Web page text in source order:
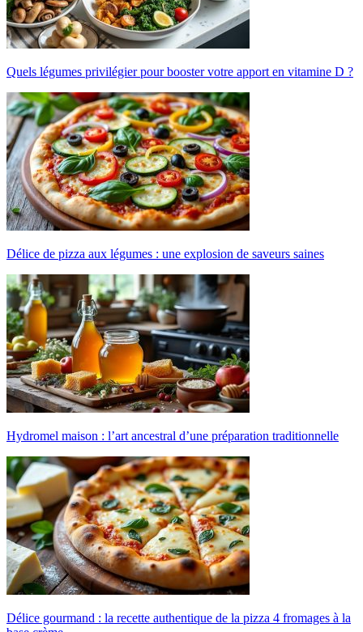
Quels légumes privilégier pour booster votre apport en vitamine D ?
Délice de pizza aux légumes : une explosion de saveurs saines
Hydromel maison : l’art ancestral d’une préparation traditionnelle
Délice gourmand : la recette authentique de la pizza 4 fromages à la